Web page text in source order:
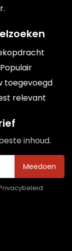
Populair
toegevoegd
relevant
inhoud.
Meedoen